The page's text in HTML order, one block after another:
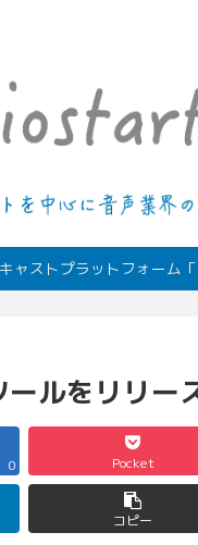
ストプラットフォーム
ルをリリー
0 Pocket
コピー